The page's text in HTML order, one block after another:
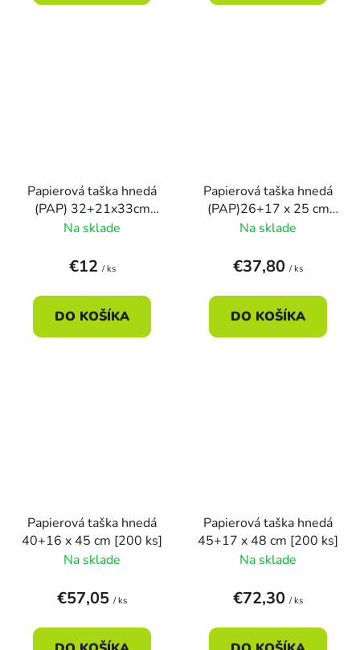
Papierová taška hnedá
(PAP) 32+21x33cm
(50ks)
Na sklade
€12 / ks
DO KOŠÍKA
Papierová taška hnedá
(PAP)26+17 x 25 cm
(250ks)
Na sklade
€37,80 / ks
DO KOŠÍKA
Papierová taška hnedá
40+16 x 45 cm [200 ks]
Na sklade
€57,05 / ks
Papierová taška hnedá
45+17 x 48 cm [200 ks]
Na sklade
€72,30 / ks